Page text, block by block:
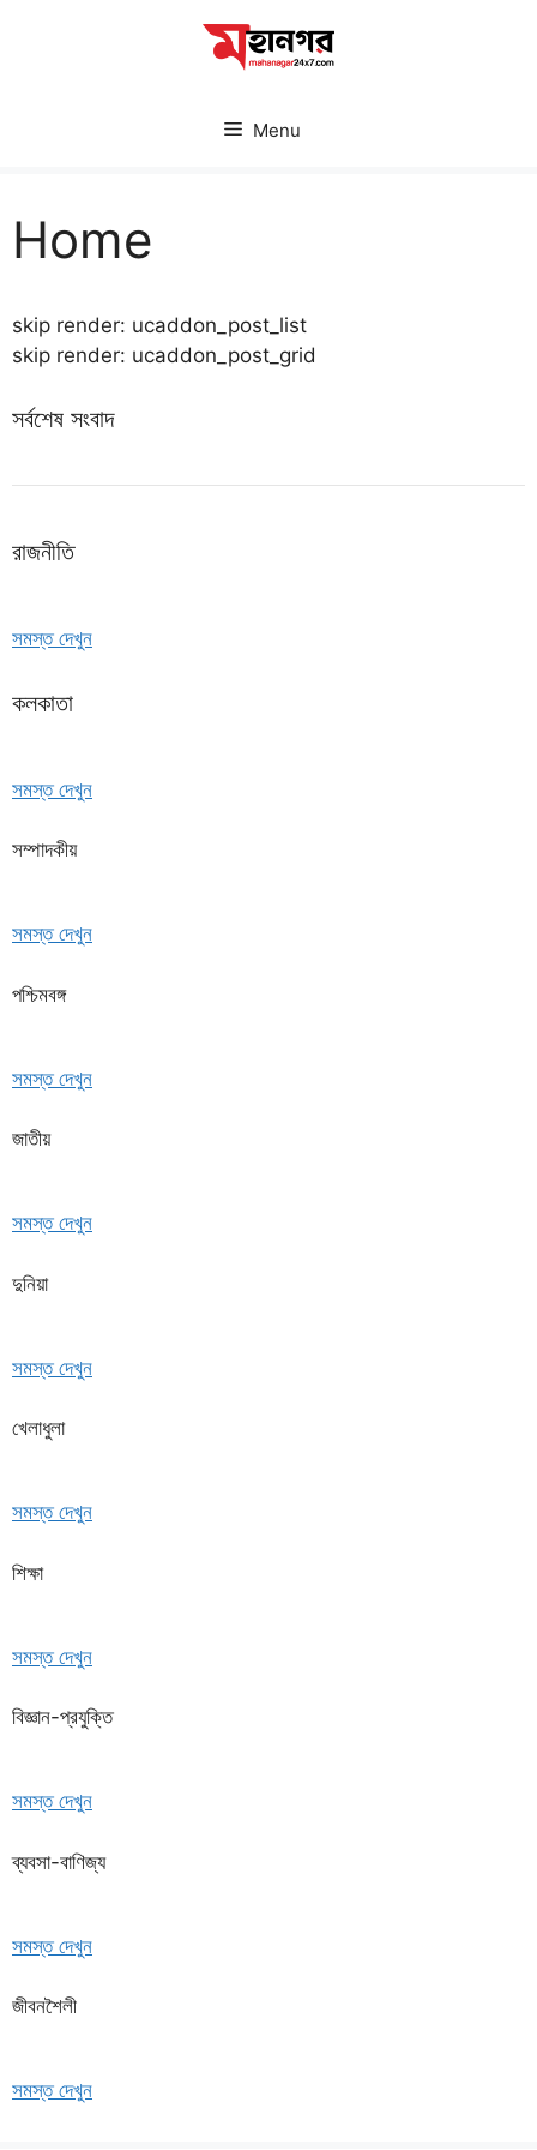
Menu
Home
skip render: ucaddon_post_list
skip render: ucaddon_post_grid
সর্বশেষ সংবাদ
রাজনীতি
সমস্ত দেখুন
কলকাতা
সমস্ত দেখুন
সম্পাদকীয়
সমস্ত দেখুন
পশ্চিমবঙ্গ
সমস্ত দেখুন
জাতীয়
সমস্ত দেখুন
দুনিয়া
সমস্ত দেখুন
খেলাধুলা
সমস্ত দেখুন
শিক্ষা
সমস্ত দেখুন
বিজ্ঞান-প্রযুক্তি
সমস্ত দেখুন
ব্যবসা-বাণিজ্য
সমস্ত দেখুন
জীবনশৈলী
সমস্ত দেখুন